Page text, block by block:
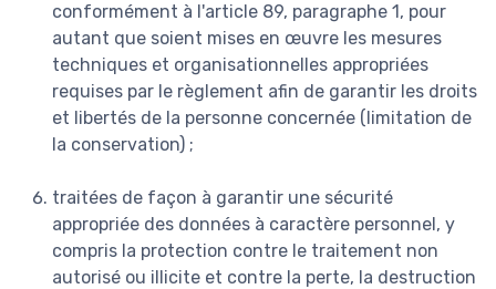
conformément à l'article 89, paragraphe 1, pour
autant que soient mises en œuvre les mesures
techniques et organisationnelles appropriées
requises par le règlement afin de garantir les droits
et libertés de la personne concernée (limitation de
la conservation) ;
traitées de façon à garantir une sécurité
appropriée des données à caractère personnel, y
compris la protection contre le traitement non
autorisé ou illicite et contre la perte, la destruction